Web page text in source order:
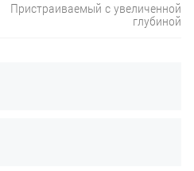
Пристраиваемый с увеличенной
глубиной